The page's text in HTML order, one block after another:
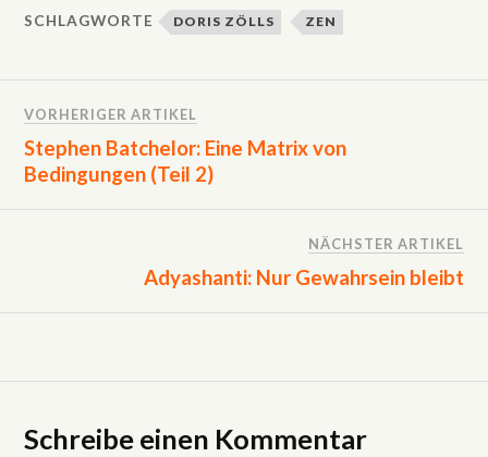
SCHLAGWORTE DORIS ZÖLLS ZEN
VORHERIGER ARTIKEL
Stephen Batchelor: Eine Matrix von
Bedingungen (Teil 2)
NÄCHSTER ARTIKEL
Adyashanti: Nur Gewahrsein bleibt
Schreibe einen Kommentar